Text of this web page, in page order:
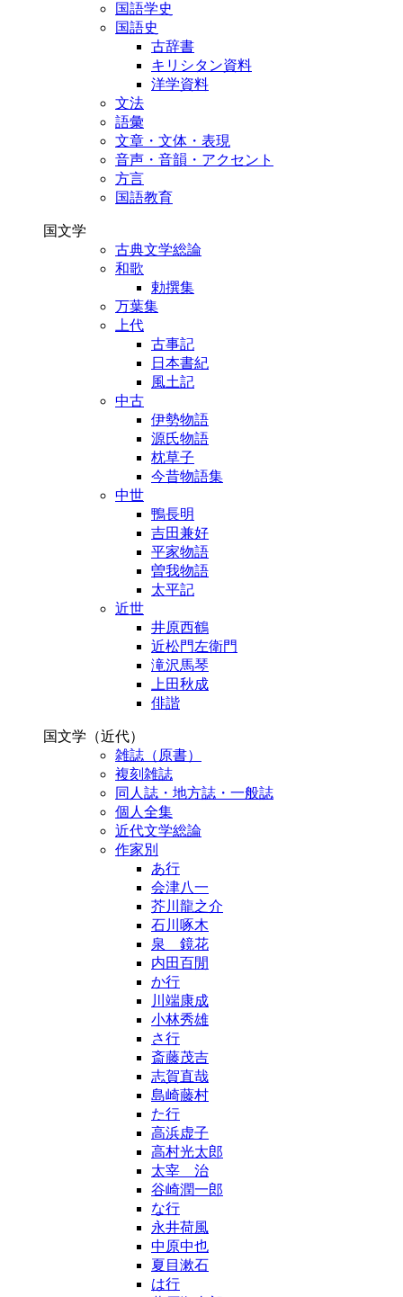
国語学史
国語史
古辞書
キリシタン資料
洋学資料
文法
語彙
文章・文体・表現
音声・音韻・アクセント
方言
国語教育
国文学
古典文学総論
和歌
勅撰集
万葉集
上代
古事記
日本書紀
風土記
中古
伊勢物語
源氏物語
枕草子
今昔物語集
中世
鴨長明
吉田兼好
平家物語
曽我物語
太平記
近世
井原西鶴
近松門左衛門
滝沢馬琴
上田秋成
俳諧
国文学（近代）
雑誌（原書）
複刻雑誌
同人誌・地方誌・一般誌
個人全集
近代文学総論
作家別
あ行
会津八一
芥川龍之介
石川啄木
泉 鏡花
内田百閒
か行
川端康成
小林秀雄
さ行
斎藤茂吉
志賀直哉
島崎藤村
た行
高浜虚子
高村光太郎
太宰 治
谷崎潤一郎
な行
永井荷風
中原中也
夏目漱石
は行